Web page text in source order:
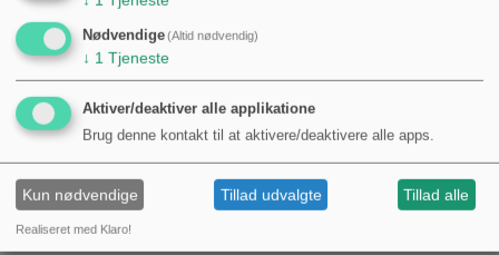
Nødvendige(Altid nødvendig)
↓ 1 Tjeneste
Aktiver/deaktiver alle applikatione
Brug denne kontakt til at aktivere/deaktivere alle apps.
Kun nødvendige Tillad udvalgte Tillad alle
Realiseret med Klaro!